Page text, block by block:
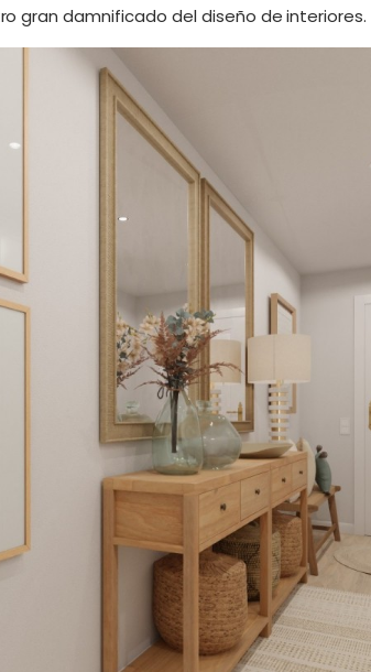
gran damnificado del diseño de interiores.